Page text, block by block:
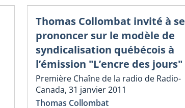
Thomas Collombat invité à se
prononcer sur le modèle de
syndicalisation québécois à
l’émission "L’encre des jours"
Première Chaîne de la radio de Radio-
Canada, 31 janvier 2011
Thomas Collombat